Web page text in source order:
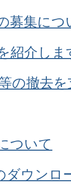
募集につ
紹介しま
の撤去
ついて
ダウンロ